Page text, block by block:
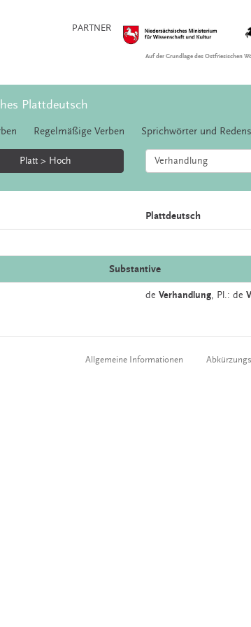
PARTNER
Auf der Grundlage des Ostfriesischen
Plattdeutsch
Regelmäßige Verben Sprichwörter und
Platt > Hoch
Plattdeutsch
Substantive
de Verhandlung, Pl.: de
Allgemeine Informationen